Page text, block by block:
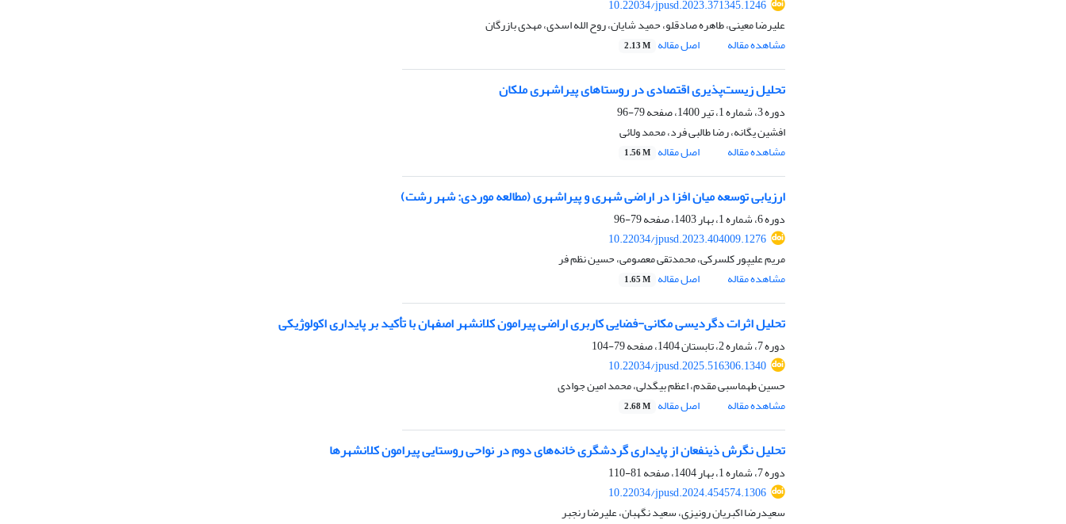
10.22034/jpusd.2023.371345.1246
علیرضا معینی، طاهره صادقلو، حمید شایان، روح الله اسدی، مهدی بازرگان
مشاهده مقاله
اصل مقاله 2.13 M
تحلیل زیست‌پذیری اقتصادی در روستاهای پیراشهری ملکان
دوره 3، شماره 1، تیر 1400، صفحه
79-96
افشین یگانه، رضا طالبی فرد، محمد ولائی
مشاهده مقاله
اصل مقاله 1.56 M
ارزیابی توسعه میان افزا در اراضی شهری و پیراشهری (مطالعه موردی: شهر رشت)
دوره 6، شماره 1، بهار 1403، صفحه
79-96
10.22034/jpusd.2023.404009.1276
مریم علیپور کلسرکی، محمدتقی معصومی، حسین نظم فر
مشاهده مقاله
اصل مقاله 1.65 M
تحلیل اثرات دگردیسی مکانی-فضایی کاربری اراضی پیرامون کلانشهر اصفهان با تأکید بر پایداری اکولوژیکی
دوره 7، شماره 2، تابستان 1404، صفحه
79-104
10.22034/jpusd.2025.516306.1340
حسین طهماسبی مقدم، اعظم بیگدلی، محمد امین جوادی
مشاهده مقاله
اصل مقاله 2.68 M
تحلیل نگرش ذینفعان از پایداری گردشگری خانه‌های دوم در نواحی روستایی پیرامون کلانشهرها
دوره 7، شماره 1، بهار 1404، صفحه
81-110
10.22034/jpusd.2024.454574.1306
سعیدرضا اکبریان رونیزی، سعید نگهبان، علیرضا رنجبر